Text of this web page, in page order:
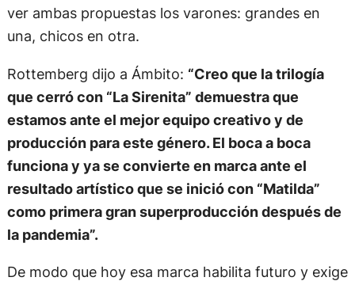
ver ambas propuestas los varones: grandes en
una, chicos en otra.
Rottemberg dijo a Ámbito: “Creo que la trilogía
que cerró con “La Sirenita” demuestra que
estamos ante el mejor equipo creativo y de
producción para este género. El boca a boca
funciona y ya se convierte en marca ante el
resultado artístico que se inició con “Matilda”
como primera gran superproducción después de
la pandemia”.
De modo que hoy esa marca habilita futuro y exige